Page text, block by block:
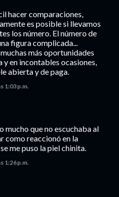
hacer comparaciones,
es posible si llevamos
los número. El número de
figura complicada...
más oportunidades
y en incontables ocasiones,
abierta y de paga.
1:03 p.m.
mucho que no escuchaba al
como reaccionó en la
me puso la piel chinita.
1:26 p.m.